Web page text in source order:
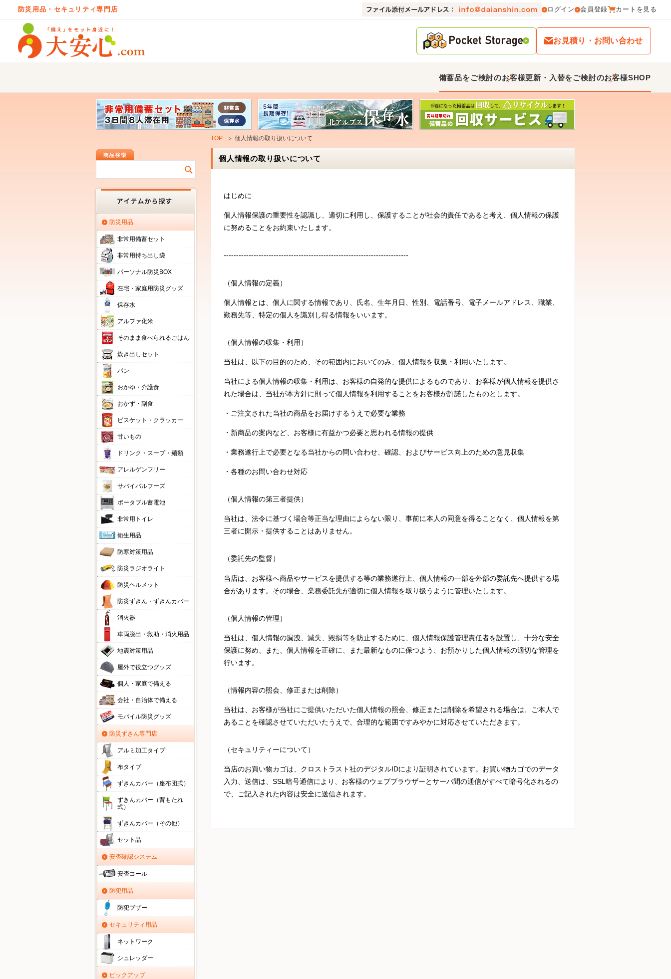
防災用品・セキュリティ専門店 ログイン 会員登録 カートを見る
お見積り・お問い合わせ
備蓄品をご検討のお客様更新・入替をご検討のお客様SHOP
TOP 個人情報の取り扱いについて
個人情報の取り扱いについて
はじめに
個人情報保護の重要性を認識し、適切に利用し、保護することが社会的責任であると考え、個人情報の保護
に努めることをお約束いたします。
--------------------------------------------------------------------------
（個人情報の定義）
個人情報とは、個人に関する情報であり、氏名、生年月日、性別、電話番号、電子メールアドレス、職業、
勤務先等、特定の個人を識別し得る情報をいいます。
（個人情報の収集・利用）
当社は、以下の目的のため、その範囲内においてのみ、個人情報を収集・利用いたします。
当社による個人情報の収集・利用は、お客様の自発的な提供によるものであり、お客様が個人情報を提供さ
れた場合は、当社が本方針に則って個人情報を利用することをお客様が許諾したものとします。
・ご注文された当社の商品をお届けするうえで必要な業務
・新商品の案内など、お客様に有益かつ必要と思われる情報の提供
・業務遂行上で必要となる当社からの問い合わせ、確認、およびサービス向上のための意見収集
・各種のお問い合わせ対応
（個人情報の第三者提供）
当社は、法令に基づく場合等正当な理由によらない限り、事前に本人の同意を得ることなく、個人情報を第
三者に開示・提供することはありません。
（委託先の監督）
当店は、お客様へ商品やサービスを提供する等の業務遂行上、個人情報の一部を外部の委託先へ提供する場
合があります。その場合、業務委託先が適切に個人情報を取り扱うように管理いたします。
（個人情報の管理）
当社は、個人情報の漏洩、滅失、毀損等を防止するために、個人情報保護管理責任者を設置し、十分な安全
保護に努め、また、個人情報を正確に、また最新なものに保つよう、お預かりした個人情報の適切な管理を
行います。
（情報内容の照会、修正または削除）
当社は、お客様が当社にご提供いただいた個人情報の照会、修正または削除を希望される場合は、ご本人で
あることを確認させていただいたうえで、合理的な範囲ですみやかに対応させていただきます。
（セキュリティーについて）
当店のお買い物カゴは、クロストラスト社のデジタルIDにより証明されています。お買い物カゴでのデータ
入力、送信は、SSL暗号通信により、お客様のウェブブラウザーとサーバ間の通信がすべて暗号化されるの
で、ご記入された内容は安全に送信されます。
防災用品
非常用備蓄セット
非常用持ち出し袋
パーソナル防災BOX
在宅・家庭用防災グッズ
保存水
アルファ化米
そのまま食べられるごはん
炊き出しセット
パン
おかゆ・介護食
おかず・副食
ビスケット・クラッカー
甘いもの
ドリンク・スープ・麺類
アレルゲンフリー
サバイバルフーズ
ポータブル蓄電池
非常用トイレ
衛生用品
防寒対策用品
防災ラジオライト
防災ヘルメット
防災ずきん・ずきんカバー
消火器
車両脱出・救助・消火用品
地震対策用品
屋外で役立つグッズ
個人・家庭で備える
会社・自治体で備える
モバイル防災グッズ
防災ずきん専門店
アルミ加工タイプ
布タイプ
ずきんカバー（座布団式）
ずきんカバー（背もたれ
式）
ずきんカバー（その他）
セット品
安否確認システム
安否コール
防犯用品
防犯ブザー
セキュリティ用品
ネットワーク
シュレッダー
ピックアップ